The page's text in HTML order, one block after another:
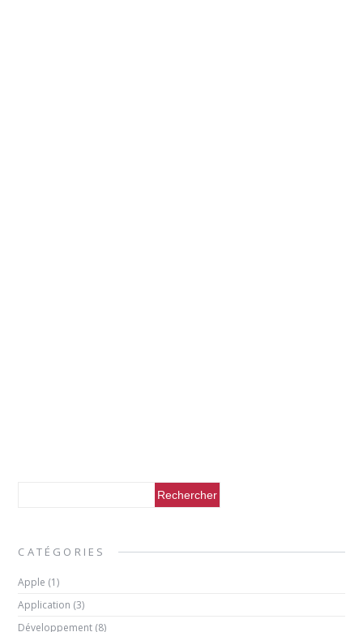
CATÉGORIES
Apple (1)
Application (3)
Développement (8)